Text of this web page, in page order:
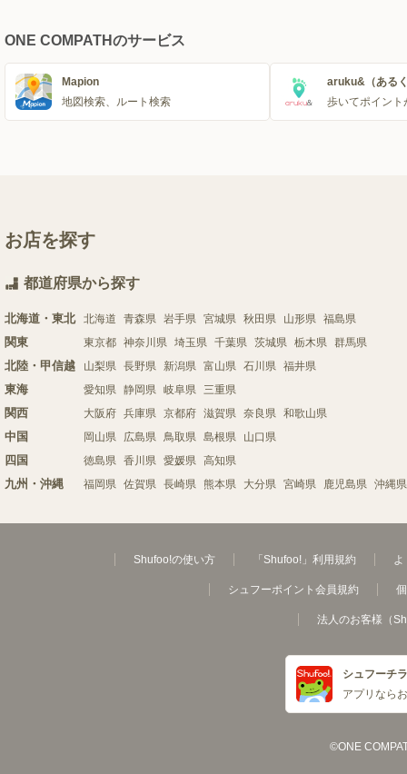
ONE COMPATHのサービス
Mapion
地図検索、ルート検索
aruku&（ある
歩いてポイント
お店を探す
都道府県から探す
北海道・東北 北海道 青森県 岩手県 宮城県 秋田県 山形県 福島県
関東 東京都 神奈川県 埼玉県 千葉県 茨城県 栃木県 群馬県
北陸・甲信越 山梨県 長野県 新潟県 富山県 石川県 福井県
東海 愛知県 静岡県 岐阜県 三重県
関西 大阪府 兵庫県 京都府 滋賀県 奈良県 和歌山県
中国 岡山県 広島県 鳥取県 島根県 山口県
四国 徳島県 香川県 愛媛県 高知県
九州・沖縄 福岡県 佐賀県 長崎県 熊本県 大分県 宮崎県 鹿児島県 沖縄県
Shufoo!の使い方 「Shufoo!」利用規約 よ
シュフーポイント会員規約
法人のお客様（
シュフーチ
アプリなら
©ONE